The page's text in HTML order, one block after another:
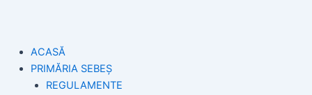
ACASĂ
PRIMĂRIA SEBEȘ
REGULAMENTE